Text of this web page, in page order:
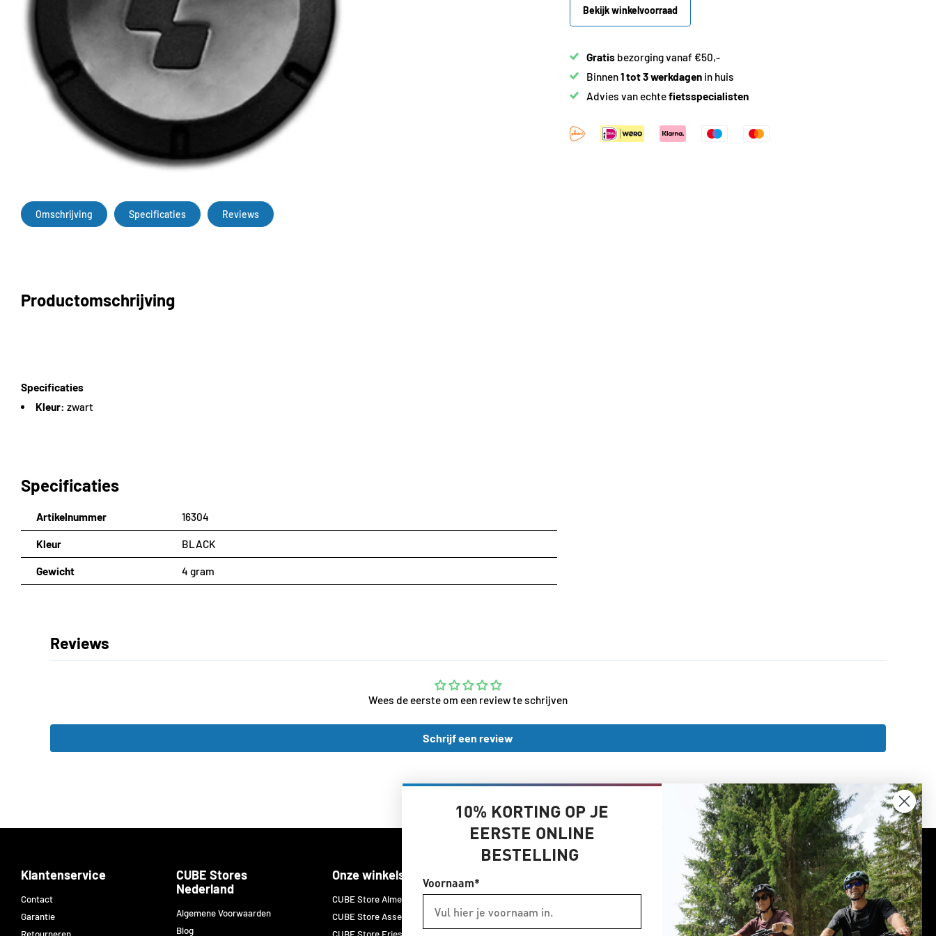
Bekijk winkelvoorraad
Gratisbezorging vanaf €50,-
Binnen1 tot 3 werkdagenin huis
Advies van echtefietsspecialisten
Omschrijving Specificaties Reviews
Productomschrijving
Specificaties
Kleur:zwart
Specificaties
Artikelnummer 16304
Kleur BLACK
Gewicht 4 gram
Reviews
Wees de eerste om een review te schrijven
Schrijf een review
Klantenservice
Contact
Garantie
CUBE Stores
Nederland
Algemene Voorwaarden
Blog
Onze winkels
CUBE Store Almelo
CUBE Store Assen
CUBE fietsen
Volg ons op social media
Instagram Pinterest YouTube facebook TikTok
10% KORTING OP JE
EERSTE ONLINE
BESTELLING
Voornaam*